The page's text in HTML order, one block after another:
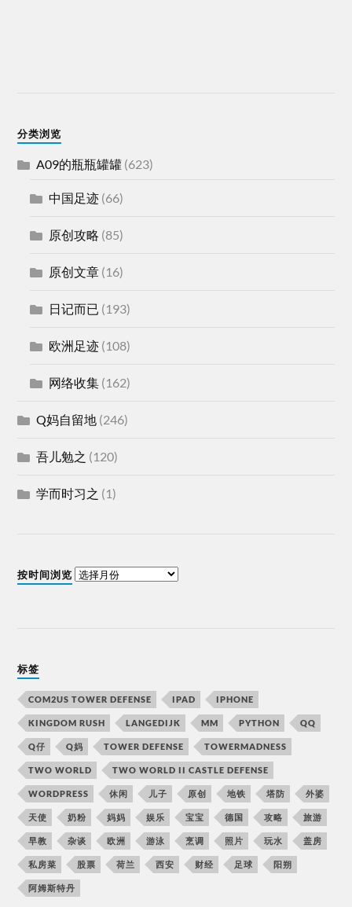
分类浏览
A09的瓶瓶罐罐 (623)
中国足迹 (66)
原创攻略 (85)
原创文章 (16)
日记而已 (193)
欧洲足迹 (108)
网络收集 (162)
Q妈自留地 (246)
吾儿勉之 (120)
学而时习之 (1)
按时间浏览
标签
COM2US TOWER DEFENSE IPAD IPHONE
KINGDOM RUSH LANGEDIJK MM PYTHON QQ
Q仔 Q妈 TOWER DEFENSE TOWERMADNESS
TWO WORLD TWO WORLD II CASTLE DEFENSE
WORDPRESS 休闲 儿子 原创 地铁 塔防 外婆
天使 奶粉 妈妈 娱乐 宝宝 德国 攻略 旅游
早教 杂谈 欧洲 游泳 烹调 照片 玩水 盖房
私房菜 股票 荷兰 西安 财经 足球 阳朔
阿姆斯特丹